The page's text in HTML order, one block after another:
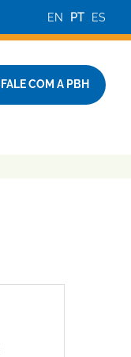
EN PT ES
FALE COM A PBH